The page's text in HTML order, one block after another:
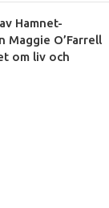
Hamnet-
Maggie O’Farrell
om liv och